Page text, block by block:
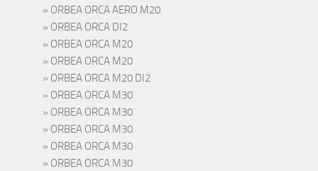
ORBEA ORCA AERO M20
ORBEA ORCA DI2
ORBEA ORCA M20
ORBEA ORCA M20
ORBEA ORCA M20 DI2
ORBEA ORCA M30
ORBEA ORCA M30
ORBEA ORCA M30
ORBEA ORCA M30
ORBEA ORCA M30